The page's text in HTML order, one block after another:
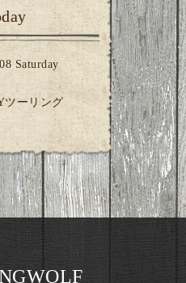
Saturday
ツーリング